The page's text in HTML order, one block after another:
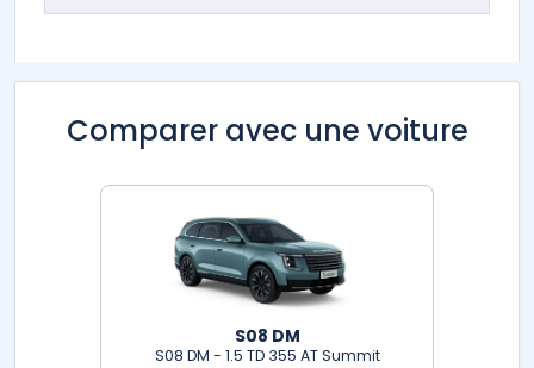
Comparer avec une voiture
S08 DM
S08 DM - 1.5 TD 355 AT Summit